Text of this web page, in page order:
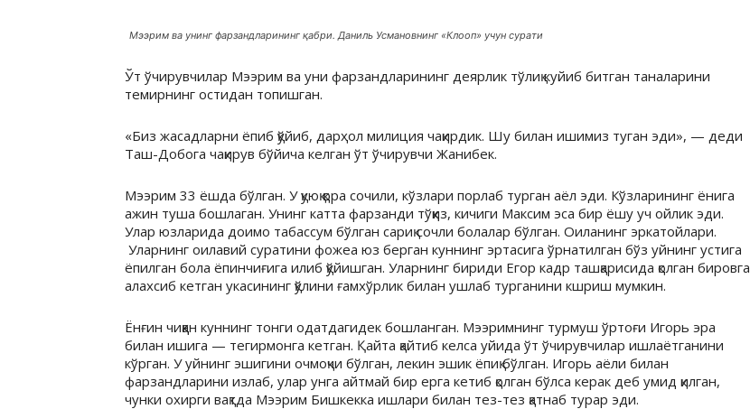
Мээрим ва унинг фарзандларининг қабри. Даниль Усмановнинг «Клооп» учун сурати
Ўт ўчирувчилар Мээрим ва уни фарзандларининг деярлик тўлиқ куйиб битган таналарини
темирнинг остидан топишган.
«Биз жасадларни ёпиб қўйиб, дарҳол милиция чақирдик. Шу билан ишимиз туган эди», — деди
Таш-Добога чақирув бўйича келган ўт ўчирувчи Жанибек.
Мээрим 33 ёшда бўлган. У қуюқ қора сочили, кўзлари порлаб турган аёл эди. Кўзларининг ёнига
ажин туша бошлаган. Унинг катта фарзанди тўққиз, кичиги Максим эса бир ёшу уч ойлик эди.
Улар юзларида доимо табассум бўлган сариқ сочли болалар бўлган. Оиланинг эркатойлари.
Уларнинг оилавий суратини фожеа юз берган куннинг эртасига ўрнатилган бўз уйнинг устига
ёпилган бола ёпинчиғига илиб қўйишган. Уларнинг бириди Егор кадр ташқарисида қолган бировга
алахсиб кетган укасининг қўлини ғамхўрлик билан ушлаб турганини кшриш мумкин.
Ёнғин чиққан куннинг тонги одатдагидек бошланган. Мээримнинг турмуш ўртоғи Игорь эра
билан ишига — тегирмонга кетган. Қайта қайтиб келса уйида ўт ўчирувчилар ишлаётганини
кўрган. У уйнинг эшигини очмоқчи бўлган, лекин эшик ёпиқ бўлган. Игорь аёли билан
фарзандларини излаб, улар унга айтмай бир ерга кетиб қолган бўлса керак деб умид қилган,
чунки охирги вақтда Мээрим Бишкекка ишлари билан тез-тез қатнаб турар эди.